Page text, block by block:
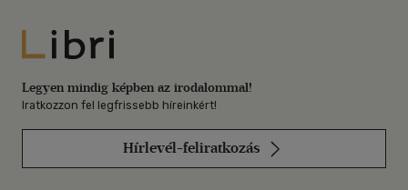
Libri
Legyen mindig képben az irodalommal!
Iratkozzon fel legfrissebb híreinkért!
Hírlevél-feliratkozás